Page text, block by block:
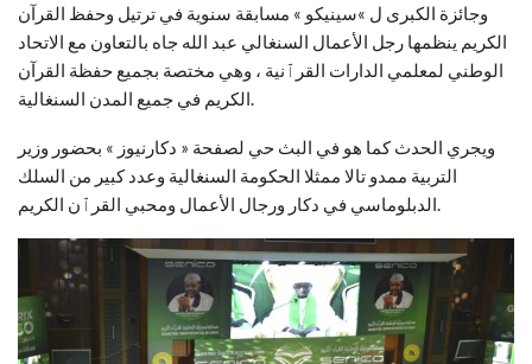
وجائزة الكبرى ل »سينيكو » مسابقة سنوية في ترتيل وحفظ القرآن
الكريم ينظمها رجل الأعمال السنغالي عبد الله جاه بالتعاون مع الاتحاد
الوطني لمعلمي الدارات القرٱنية ، وهي مختصة بجميع حفظة القرآن
الكريم في جميع المدن السنغالية.
ويجري الحدث كما هو في البث حي لصفحة « دكارنيوز » بحضور وزير
التربية ممدو تالا ممثلا الحكومة السنغالية وعدد كبير من السلك
الدبلوماسي في دكار ورجال الأعمال ومحبي القرٱن الكريم.